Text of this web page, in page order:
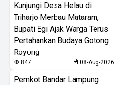
Kunjungi Desa Helau di
Triharjo Merbau Mataram,
Bupati Egi Ajak Warga Terus
Pertahankan Budaya Gotong
Royong
847 08-Aug-2026
Pemkot Bandar Lampung